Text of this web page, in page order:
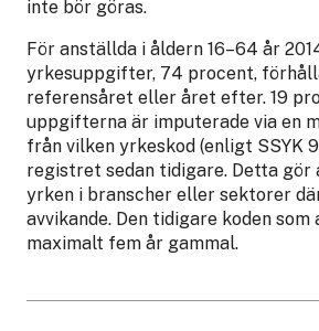
inte bör göras.
För anställda i åldern 16–64 år
yrkesuppgifter, 74 procent,
referensåret eller året efter. 19
uppgifterna är imputerade via en
från vilken yrkeskod (enligt SSYK
registret sedan tidigare. Detta gör
yrken i branscher eller sektorer
avvikande. Den tidigare koden
maximalt fem år gammal.